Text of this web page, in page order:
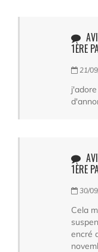
1ÈRE
21/
1ÈRE
30/
Cela
encré